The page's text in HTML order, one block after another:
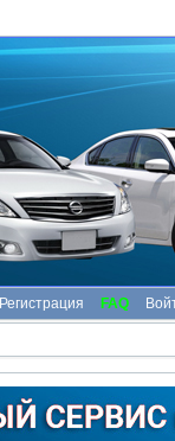
Регистрация FAQ